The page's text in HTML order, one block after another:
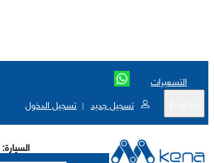
التسعيرات
تسجيل جديد | تسجيل الدخول
السيارة: